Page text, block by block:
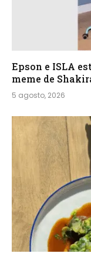
Epson e ISLA
meme de
5 agosto, 2026